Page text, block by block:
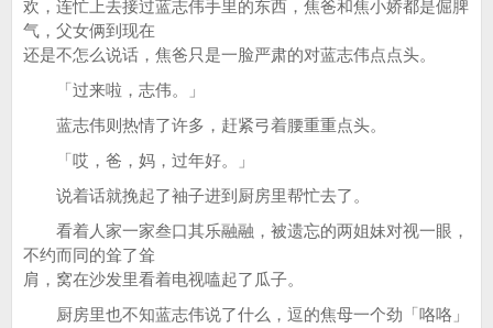
欢，连忙上去接过蓝志伟手里的东西，焦爸和焦小娇都是倔脾
气，父女俩到现在
还是不怎么说话，焦爸只是一脸严肃的对蓝志伟点点头。
「过来啦，志伟。」
蓝志伟则热情了许多，赶紧弓着腰重重点头。
「哎，爸，妈，过年好。」
说着话就挽起了袖子进到厨房里帮忙去了。
看着人家一家叁口其乐融融，被遗忘的两姐妹对视一眼，
不约而同的耸了耸
肩，窝在沙发里看着电视嗑起了瓜子。
厨房里也不知蓝志伟说了什么，逗的焦母一个劲「咯咯」